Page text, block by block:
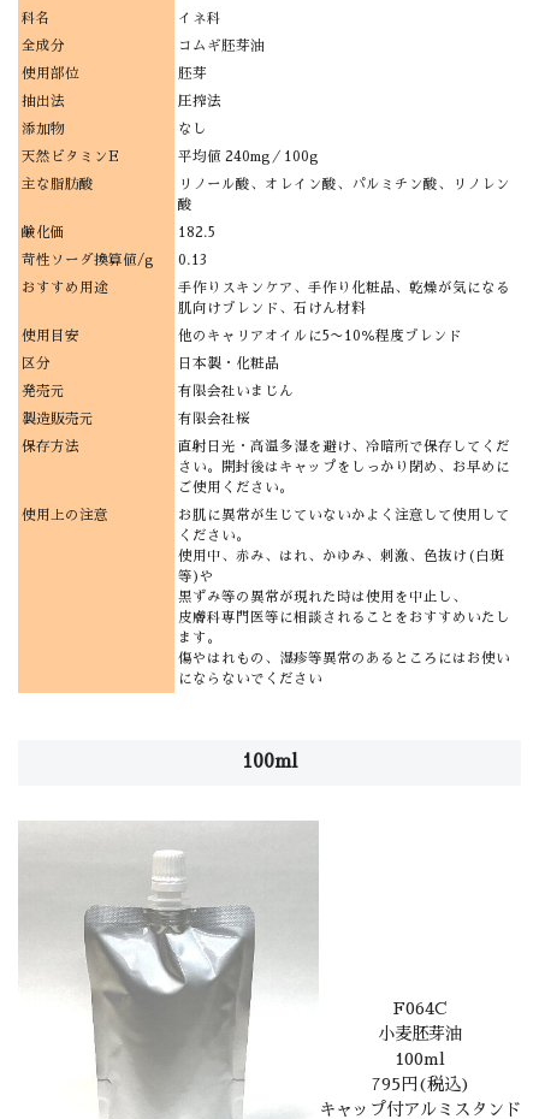
科名
イネ科
全成分
コムギ胚芽油
使用部位
胚芽
抽出法
圧搾法
添加物
なし
天然ビタミンE
平均値 240mg／100g
主な脂肪酸
リノール酸、オレイン酸、パルミチン酸、リノレン
酸
鹸化価
182.5
苛性ソーダ換算値/g
0.13
おすすめ用途
手作りスキンケア、手作り化粧品、乾燥が気になる
肌向けブレンド、石けん材料
使用目安
他のキャリアオイルに5〜10％程度ブレンド
区分
日本製・化粧品
発売元
有限会社いまじん
製造販売元
有限会社桜
保存方法
直射日光・高温多湿を避け、冷暗所で保存してくだ
さい。開封後はキャップをしっかり閉め、お早めに
ご使用ください。
使用上の注意
お肌に異常が生じていないかよく注意して使用して
ください。
使用中、赤み、はれ、かゆみ、刺激、色抜け(白斑
等)や
黒ずみ等の異常が現れた時は使用を中止し、
皮膚科専門医等に相談されることをおすすめいたし
ます。
傷やはれもの、湿疹等異常のあるところにはお使い
にならないでください
100ml
F064C
小麦胚芽油
100ml
795円(税込)
キャップ付アルミスタンド